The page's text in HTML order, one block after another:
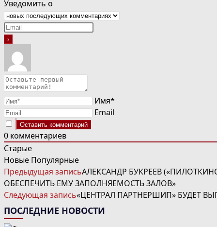
Уведомить о
Имя*
Email
0 комментариев
Старые
Новые Популярные
ЧИТАТЬ
ДАЛЕЕ
СТАТЬИ
Предыдущая записьАЛЕКСАНДР БУКРЕЕВ
ОБЕСПЕЧИТЬ ЕМУ ЗАПОЛНЯЕМОСТЬ ЗАЛОВ»
Следующая запись«ЦЕНТРАЛ ПАРТНЕРШИП» БУДЕТ
ПОСЛЕДНИЕ НОВОСТИ